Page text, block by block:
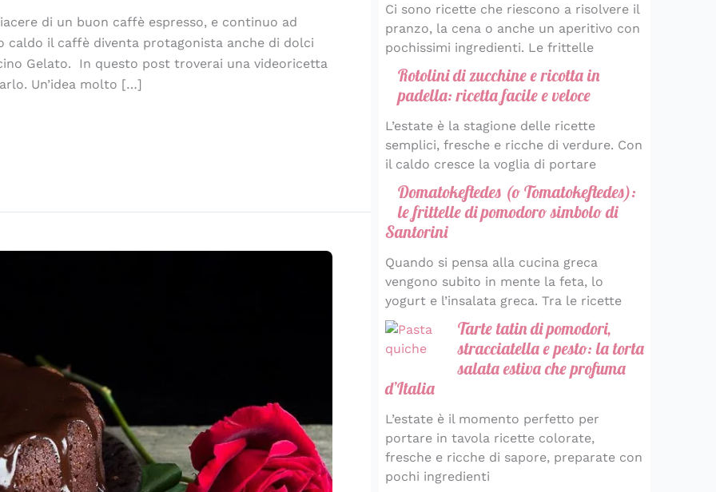
di un buon caffè espresso, e continuo ad
caldo il caffè diventa protagonista anche di dolci
Gelato. In questo post troverai una videoricetta
Un’idea molto […]
Ci sono ricette che riescono a risolvere il
pranzo, la cena o anche un aperitivo con
pochissimi ingredienti. Le frittelle
Rotolini di zucchine e ricotta in
padella: ricetta facile e veloce
L’estate è la stagione delle ricette
semplici, fresche e ricche di verdure. Con
il caldo cresce la voglia di portare
Domatokeftedes (o Tomatokeftedes):
le frittelle di pomodoro simbolo di
Santorini
Quando si pensa alla cucina greca
vengono subito in mente la feta, lo
yogurt e l’insalata greca. Tra le ricette
Tarte tatin di pomodori,
stracciatella e pesto: la torta
salata estiva che profuma
d’Italia
L’estate è il momento perfetto per
portare in tavola ricette colorate,
fresche e ricche di sapore, preparate con
pochi ingredienti